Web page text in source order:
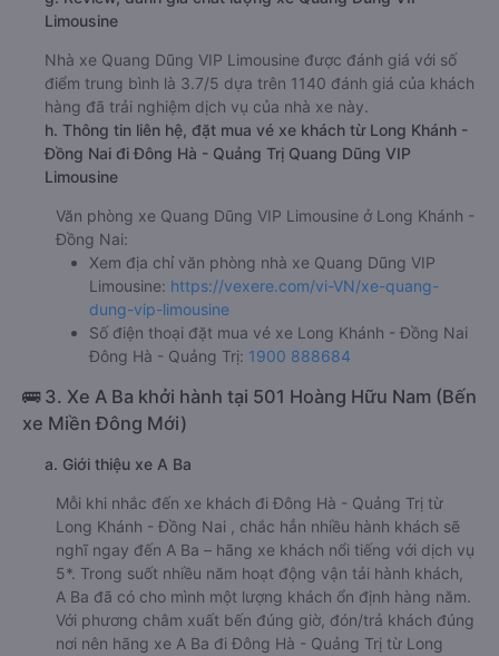
Limousine
Nhà xe Quang Dũng VIP Limousine được đánh giá với số
điểm trung bình là 3.7/5 dựa trên 1140 đánh giá của khách
hàng đã trải nghiệm dịch vụ của nhà xe này.
h. Thông tin liên hệ, đặt mua vé xe khách từ Long Khánh -
Đồng Nai đi Đông Hà - Quảng Trị Quang Dũng VIP
Limousine
Văn phòng xe Quang Dũng VIP Limousine ở Long Khánh -
Đồng Nai:
Xem địa chỉ văn phòng nhà xe Quang Dũng VIP
Limousine: https://vexere.com/vi-VN/xe-quang-
dung-vip-limousine
Số điện thoại đặt mua vé xe Long Khánh - Đồng Nai
Đông Hà - Quảng Trị: 1900 888684
🚌 3. Xe A Ba khởi hành tại 501 Hoàng Hữu Nam (Bến
xe Miền Đông Mới)
a. Giới thiệu xe A Ba
Mỗi khi nhắc đến xe khách đi Đông Hà - Quảng Trị từ
Long Khánh - Đồng Nai , chắc hẳn nhiều hành khách sẽ
nghĩ ngay đến A Ba – hãng xe khách nổi tiếng với dịch vụ
5*. Trong suốt nhiều năm hoạt động vận tải hành khách,
A Ba đã có cho mình một lượng khách ổn định hàng năm.
Với phương châm xuất bến đúng giờ, đón/trả khách đúng
nơi nên hãng xe A Ba đi Đông Hà - Quảng Trị từ Long